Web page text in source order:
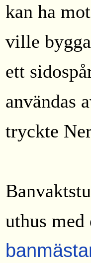
kan ha
ville
ett
användas
tryckte
uthus med